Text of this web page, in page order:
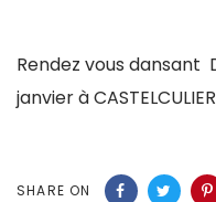
Rendez vous dansant
janvier à
SHARE ON